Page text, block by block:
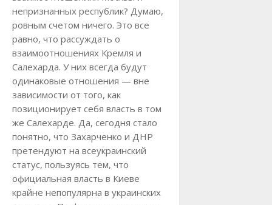
непризнанных республик? Думаю,
ровным счетом ничего. Это все
равно, что рассуждать о
взаимоотношениях Кремля и
Салехарда. У них всегда будут
одинаковые отношения — вне
зависимости от того, как
позиционирует себя власть в том
же Салехарде. Да, сегодня стало
понятно, что Захарченко и ДНР
претендуют на всеукраинский
статус, пользуясь тем, что
официальная власть в Киеве
крайне непопулярна в украинских